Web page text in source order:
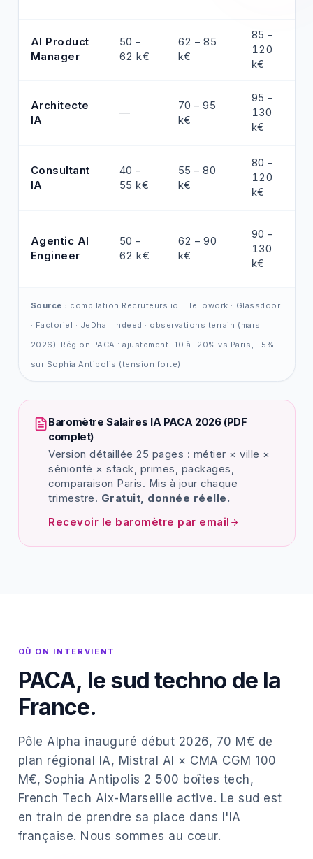
AI Product
Manager
50 –
62 k€
62 – 85
k€
85 –
120
k€
Architecte
IA
—
70 – 95
k€
95 –
130
k€
Consultant
IA
40 –
55 k€
55 – 80
k€
80 –
120
k€
Agentic AI
Engineer
50 –
62 k€
62 – 90
k€
90 –
130
k€
Source : compilation Recruteurs.io · Hellowork · Glassdoor
· Factoriel · JeDha · Indeed · observations terrain (mars
2026). Région PACA : ajustement -10 à -20% vs Paris, +5%
sur Sophia Antipolis (tension forte).
Baromètre Salaires IA PACA 2026 (PDF
complet)
Version détaillée 25 pages : métier × ville ×
séniorité × stack, primes, packages,
comparaison Paris. Mis à jour chaque
trimestre. Gratuit, donnée réelle.
Recevoir le baromètre par email
OÙ ON INTERVIENT
PACA, le sud techno de la
France.
Pôle Alpha inauguré début 2026, 70 M€ de
plan régional IA, Mistral AI × CMA CGM 100
M€, Sophia Antipolis 2 500 boîtes tech,
French Tech Aix-Marseille active. Le sud est
en train de prendre sa place dans l'IA
française. Nous sommes au cœur.